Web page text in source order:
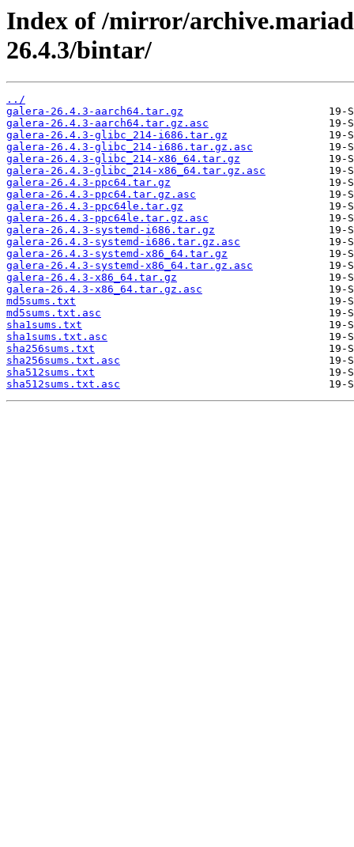
Index of /mirror/
26.4.3/bintar/
../
galera-26.4.3-aarch64.tar.gz
galera-26.4.3-aarch64.tar.gz.asc
galera-26.4.3-glibc_214-i686.tar.gz
galera-26.4.3-glibc_214-i686.tar.gz.asc
galera-26.4.3-glibc_214-x86_64.tar.gz
galera-26.4.3-glibc_214-x86_64.tar.gz.asc
galera-26.4.3-ppc64.tar.gz
galera-26.4.3-ppc64.tar.gz.asc
galera-26.4.3-ppc64le.tar.gz
galera-26.4.3-ppc64le.tar.gz.asc
galera-26.4.3-systemd-i686.tar.gz
galera-26.4.3-systemd-i686.tar.gz.asc
galera-26.4.3-systemd-x86_64.tar.gz
galera-26.4.3-systemd-x86_64.tar.gz.asc
galera-26.4.3-x86_64.tar.gz
galera-26.4.3-x86_64.tar.gz.asc
md5sums.txt
md5sums.txt.asc
sha1sums.txt
sha1sums.txt.asc
sha256sums.txt
sha256sums.txt.asc
sha512sums.txt
sha512sums.txt.asc